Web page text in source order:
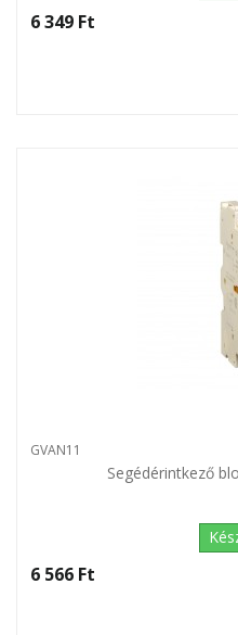
6 349 Ft‎
GVAN11
Segédérintkező
6 566 Ft‎